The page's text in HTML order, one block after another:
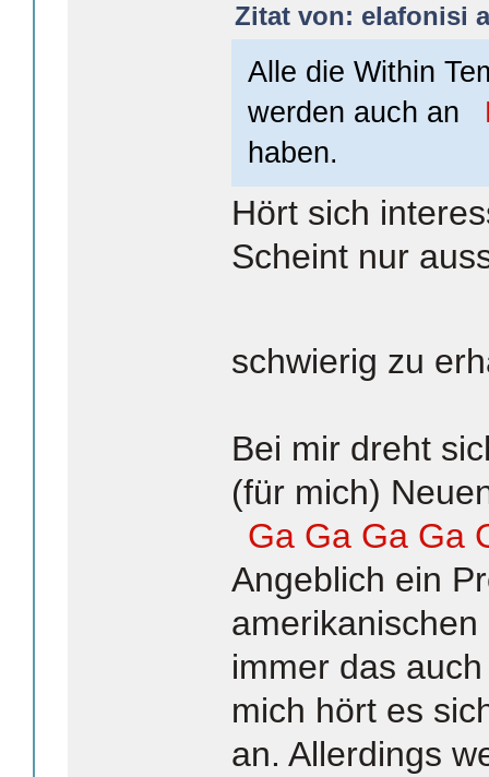
Zitat von: elafonisi
Alle die Within
werden auch an
haben.
Hört sich
Scheint nur
schwierig zu
Bei mir dreht
(für mich)
Ga Ga Ga Ga
Angeblich ein
immer das
mich hört es
an. Allerdings